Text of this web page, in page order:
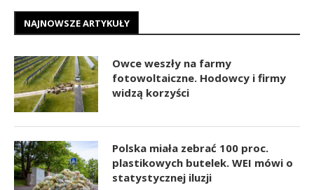
NAJNOWSZE ARTYKUŁY
Owce weszły na farmy
fotowoltaiczne. Hodowcy i firmy
widzą korzyści
Polska miała zebrać 100 proc.
plastikowych butelek. WEI mówi o
statystycznej iluzji